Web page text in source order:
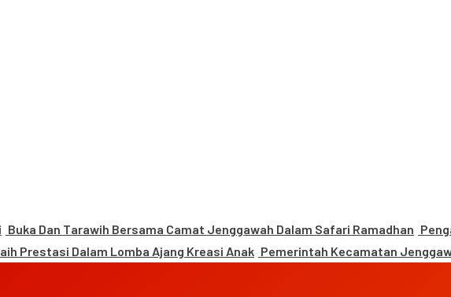
Buka Dan Tarawih Bersama Camat Jenggawah Dalam Safari Ramadhan
Prestasi Dalam Lomba Ajang Kreasi Anak Pemerintah Kecamatan